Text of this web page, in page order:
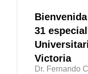
31
Victoria
Dr. Fernando